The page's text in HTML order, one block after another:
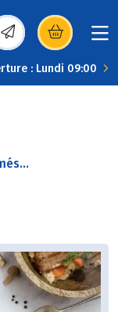
dans une
: Lundi 09:00